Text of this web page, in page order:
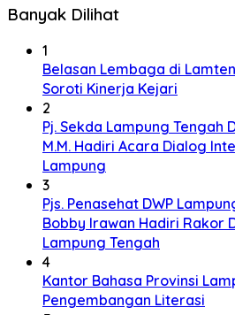
Banyak Dilihat
1
Belasan Lembaga di
Soroti Kinerja Kejari
2
Pj. Sekda Lampung Tengah
M.M. Hadiri Acara Dialog
Lampung
3
Pjs. Penasehat DWP
Bobby Irawan Hadiri Rakor
Lampung Tengah
4
Kantor Bahasa Provinsi
Pengembangan Literasi